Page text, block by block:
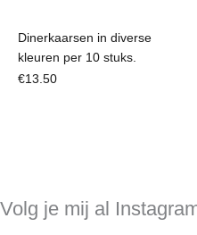
Dinerkaarsen in diverse
kleuren per 10 stuks.
€13.50
Volg je mij al